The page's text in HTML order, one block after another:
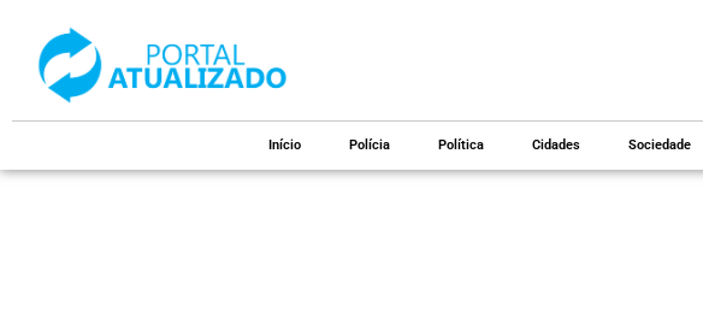
Início Polícia Política Cidades Sociedade